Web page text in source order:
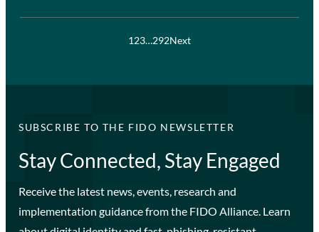
123…292Next
SUBSCRIBE TO THE FIDO NEWSLETTER
Stay Connected, Stay Engaged
Receive the latest news, events, research and
implementation guidance from the FIDO Alliance. Learn